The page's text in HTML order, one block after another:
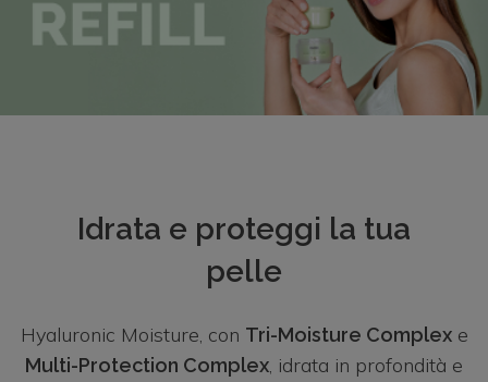
Idrata e proteggi la tua
pelle
Hyaluronic Moisture, con Tri-Moisture Complexe
Multi-Protection Complex, idrata in profondità e